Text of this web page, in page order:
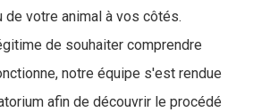
de votre animal à vos côtés.
de souhaiter comprendre
notre équipe s'est rendue
afin de découvrir le procédé